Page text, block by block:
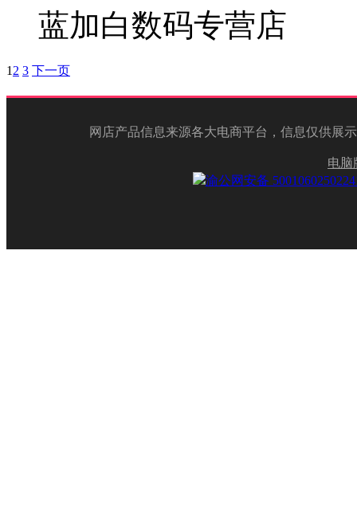
蓝加白数码专营店
1 2 3 下一页
网店产品信息来源各大电商平台，信息仅供展
电脑
渝公网安备